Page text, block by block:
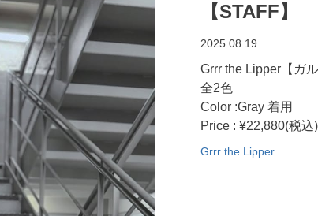
【STAFF】
2025.08.19
Grrr the Lipper【ガ
全2色
Color :Gray 着用
Price : ¥22,880(税込)
Grrr the Lipper